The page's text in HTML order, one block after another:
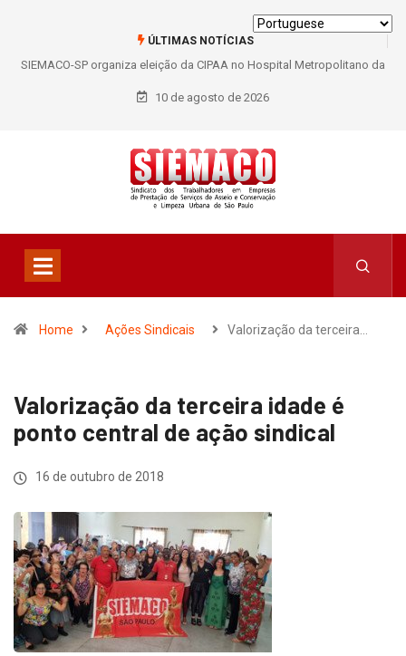
ÚLTIMAS NOTÍCIAS
SIEMACO-SP organiza eleição da CIPAA no Hospital Metropolitano da
Lapa e fortalece participação dos trabalhadores
10 de agosto de 2026
Home Ações Sindicais Valorização da terceira…
Valorização da terceira idade é
ponto central de ação sindical
16 de outubro de 2018